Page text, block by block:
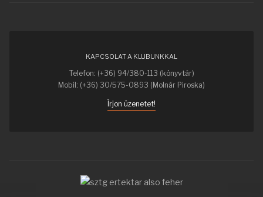
KAPCSOLAT A KLUBUNKKAL
Telefon: (+36) 94/380-113 (könyvtár)
Mobil: (+36) 30/575-0893 (Molnár Piroska)
Írjon üzenetet!